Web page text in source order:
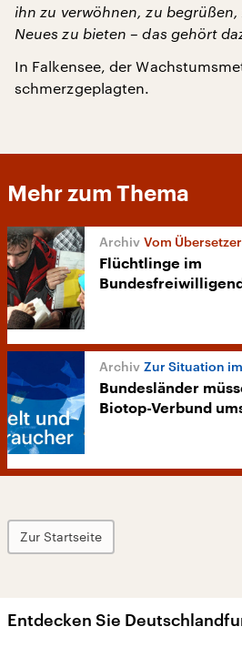
ihn zu verwöhnen, zu
Neues zu bieten – das gehört
In Falkensee, der
schmerzgeplagten.
Mehr zum Thema
Vom
Flüchtlinge im
Zur Situation
Bundesländer
Biotop-Verbund
Zur Startseite
Entdecken Sie